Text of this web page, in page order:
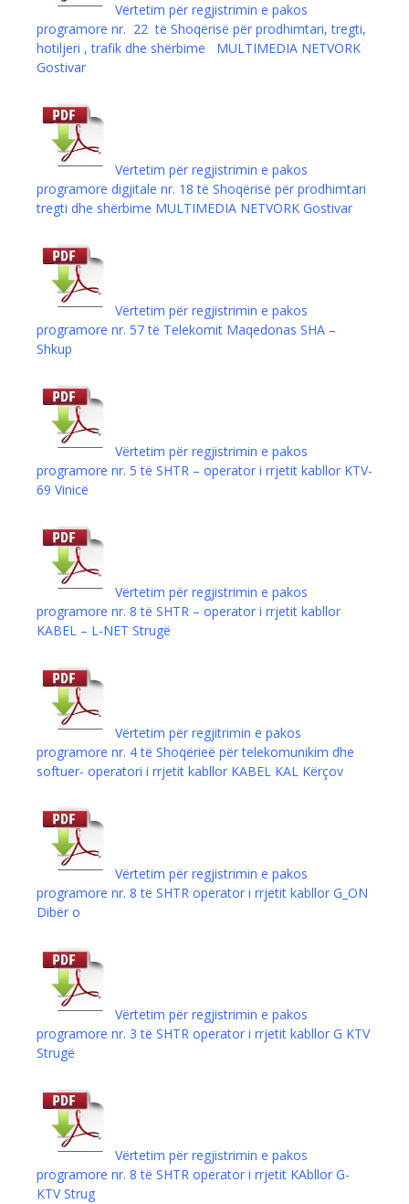
Vërtetim për regjistrimin e pakos
programore nr. 22 të Shoqërisë për prodhimtari, tregti,
hotiljeri , trafik dhe shërbime MULTIMEDIA NETVORK
Gostivar
Vërtetim për regjistrimin e pakos
programore digjitale nr. 18 të Shoqërisë për prodhimtari
tregti dhe shërbime MULTIMEDIA NETVORK Gostivar
Vërtetim për regjistrimin e pakos
programore nr. 57 të Telekomit Maqedonas SHA –
Shkup
Vërtetim për regjistrimin e pakos
programore nr. 5 të SHTR – operator i rrjetit kabllor KTV-
69 Vinicë
Vërtetim për regjistrimin e pakos
programore nr. 8 të SHTR – operator i rrjetit kabllor
KABEL – L-NET Strugë
Vërtetim për regjitrimin e pakos
programore nr. 4 të Shoqërieë për telekomunikim dhe
softuer- operatori i rrjetit kabllor KABEL KAL Kërçov
Vërtetim për regjistrimin e pakos
programore nr. 8 të SHTR operator i rrjetit kabllor G_ON
Dibër о
Vërtetim për regjistrimin e pakos
programore nr. 3 të SHTR operator i rrjetit kabllor G KTV
Strugë
Vërtetim për regjistrimin e pakos
programore nr. 8 të SHTR operator i rrjetit KAbllor G-
KTV Strug